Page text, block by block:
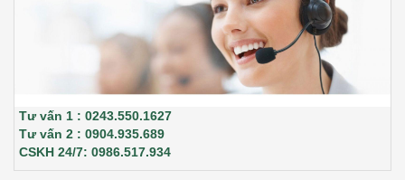
Tư vấn 1 : 0243.550.1627
Tư vấn 2 : 0904.935.689
CSKH 24/7: 0986.517.934